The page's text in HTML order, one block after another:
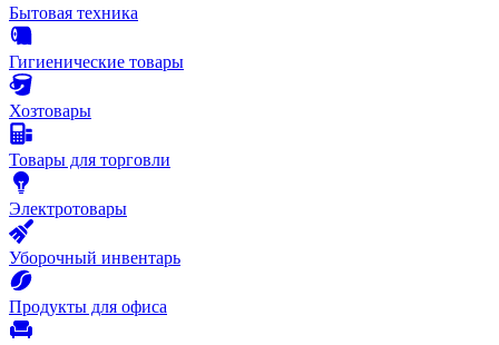
Бытовая техника
Гигиенические товары
Хозтовары
Товары для торговли
Электротовары
Уборочный инвентарь
Продукты для офиса